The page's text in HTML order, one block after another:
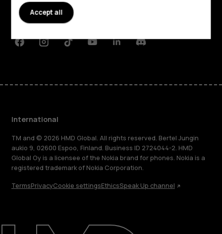
Repair, reuse, recycle
Planet and people
Support
FacebookInstagramTiktokYoutubeLinkedinDiscord
International
TM and © 2026 HMD Global. All rights reserved. Bertel Jungin
aukio 9, 02600 Espoo, Finland. Business ID 2724044-2. HMD
Global Oy is a licensee of the Nokia brand for phones. Nokia is a
registered trademark of Nokia Corporation.
TermsPrivacyCookie settingsEthicsSpeak Up channel
Accept all